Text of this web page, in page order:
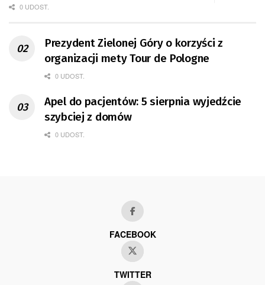
0 UDOST.
Prezydent Zielonej Góry o korzyści z
organizacji mety Tour de Pologne
0 UDOST.
Apel do pacjentów: 5 sierpnia wyjedźcie
szybciej z domów
0 UDOST.
FACEBOOK
TWITTER